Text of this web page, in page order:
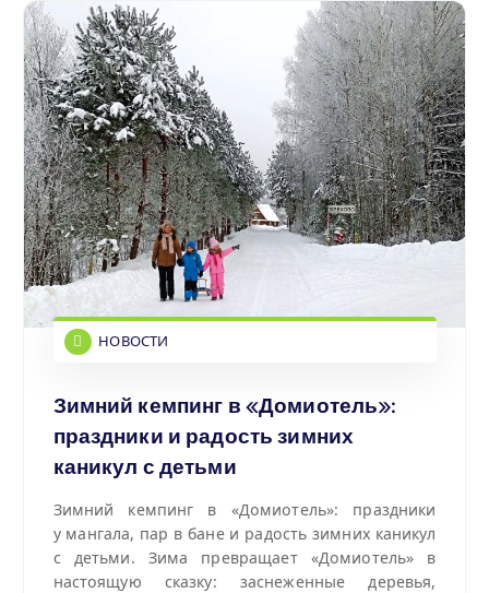
НОВОСТИ
Зимний кемпинг в «Домиотель»:
праздники и радость зимних
каникул с детьми
Зимний кемпинг в «Домиотель»: праздники
у мангала, пар в бане и радость зимних каникул
с детьми. Зима превращает «Домиотель» в
настоящую сказку: заснеженные деревья,